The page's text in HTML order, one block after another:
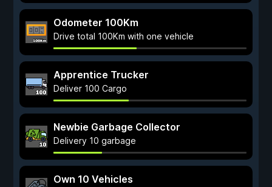
Odometer 100Km
Drive total 100Km with one vehicle
Apprentice Trucker
Deliver 100 Cargo
Newbie Garbage Collector
Delivery 10 garbage
Own 10 Vehicles